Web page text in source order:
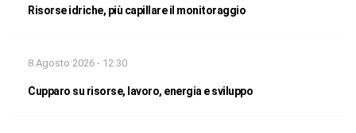
Risorse idriche, più capillare il monitoraggio
8 Agosto 2026 - 12:30
Cupparo su risorse, lavoro, energia e sviluppo